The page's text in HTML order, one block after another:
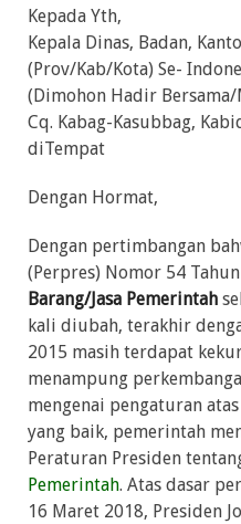
Kepada Yth,
Kepala Dinas, Badan,
(Prov/Kab/Kota) Se-
(Dimohon Hadir Bersama/
Cq. Kabag-Kasubbag,
diTempat
Dengan Hormat,
Dengan pertimbangan
(Perpres) Nomor 54
Barang/Jasa Pemerintah
kali diubah, terakhir
2015 masih terdapat
menampung
mengenai pengaturan
yang baik, pemerintah
Peraturan Presiden
Pemerintah. Atas dasar
16 Maret 2018, Presiden